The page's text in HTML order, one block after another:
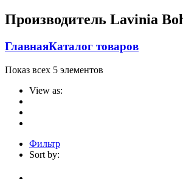
Производитель Lavinia
ГлавнаяКаталог товаров
Показ всех 5 элементов
View as:
Фильтр
Sort by: